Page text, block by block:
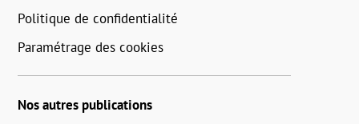
Politique de confidentialité
Paramétrage des cookies
Nos autres publications